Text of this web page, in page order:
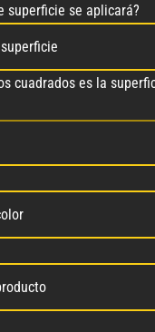
superficie se aplicará?
cuadrados es la